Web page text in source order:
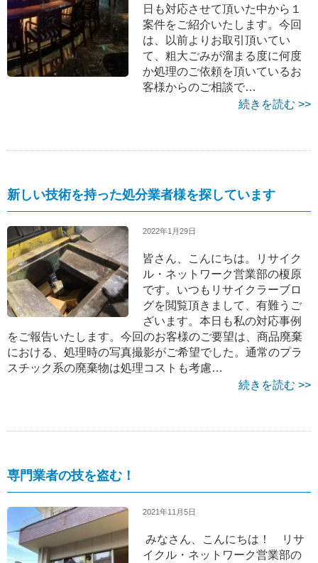
日も対応させて頂いた中から１
案件をご紹介いたします。今回
は、以前よりお取引頂いてい
て、粗大ごみが溜まる度に何度
か処理のご依頼を頂いているお
客様からのご相談で…
続きを読む >>
新しい技術を持った処分業者様を探しています
2022年1月29日
皆さん、こんにちは。リサイク
ル・ネットワーク営業部の榎原
です。いつもリサイクラーブロ
グを閲覧頂きまして、有難うご
ざいます。本日も私の対応事例
をご報告いたします。今回のお客様のご要望は、商品廃棄
における、処理時の写真撮影がご希望でした。通常のプラ
スチック系の廃棄物は処理コストも考慮…
続きを読む >>
専門業者の技を盗む！
2021年11月5日
みなさん、こんにちは！ リサ
イクル・ネットワーク営業部の